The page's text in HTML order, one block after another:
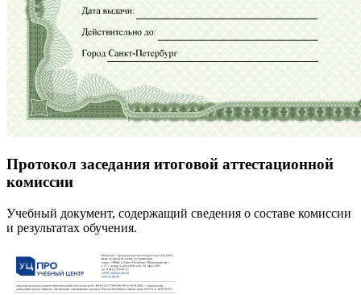
Протокол заседания итоговой аттестационной
комиссии
Учебный документ, содержащий сведения о составе комиссии
и результатах обучения.